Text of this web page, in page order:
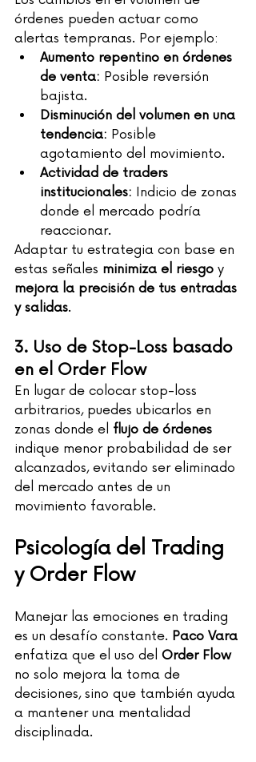
órdenes pueden actuar como
alertas tempranas. Por ejemplo:
Aumento repentino en órdenes
de venta: Posible reversión
bajista.
Disminución del volumen en una
tendencia: Posible
agotamiento del movimiento.
Actividad de traders
institucionales: Indicio de zonas
donde el mercado podría
reaccionar.
Adaptar tu estrategia con base en
estas señales minimiza el riesgo y
mejora la precisión de tus entradas
y salidas.
3. Uso de Stop-Loss basado
en el Order Flow
En lugar de colocar stop-loss
arbitrarios, puedes ubicarlos en
zonas donde el flujo de órdenes
indique menor probabilidad de ser
alcanzados, evitando ser eliminado
del mercado antes de un
movimiento favorable.
Psicología del Trading
y Order Flow
Manejar las emociones en trading
es un desafío constante. Paco Vara
enfatiza que el uso del Order Flow
no solo mejora la toma de
decisiones, sino que también ayuda
a mantener una mentalidad
disciplinada.